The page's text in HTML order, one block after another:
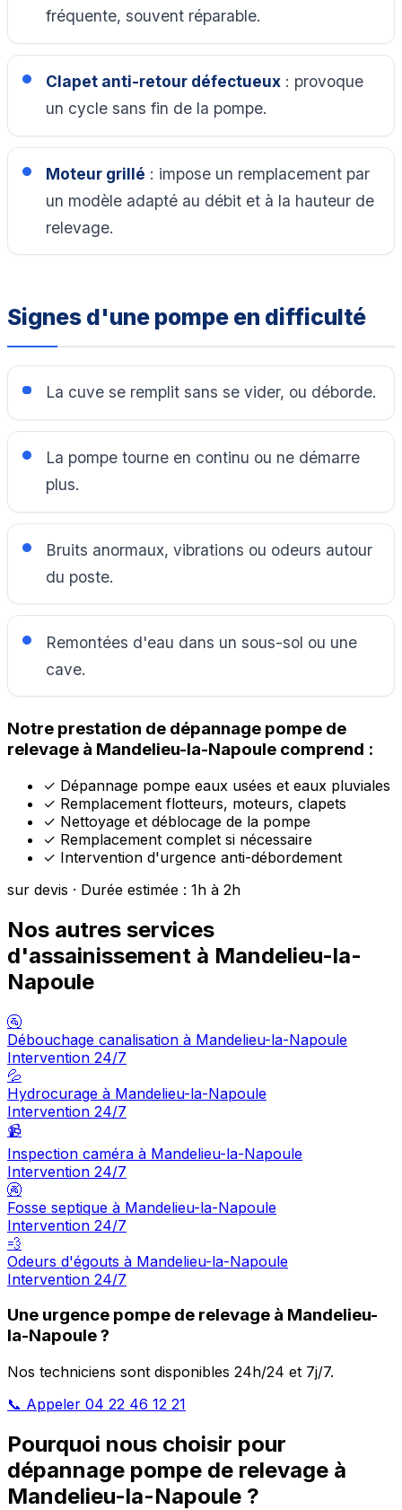
fréquente, souvent réparable.
Clapet anti-retour défectueux: provoque
un cycle sans fin de la pompe.
Moteur grillé : impose un remplacement par
un modèle adapté au débit et à la hauteur de
relevage.
Signes d'une pompe en difficulté
La cuve se remplit sans se vider, ou déborde.
La pompe tourne en continu ou ne démarre
plus.
Bruits anormaux, vibrations ou odeurs autour
du poste.
Remontées d'eau dans un sous-sol ou une
cave.
Notre prestation de dépannage pompe de
relevage à Mandelieu-la-Napoule comprend :
✓ Dépannage pompe eaux usées et eaux pluviales
✓ Remplacement flotteurs, moteurs, clapets
✓ Nettoyage et déblocage de la pompe
✓ Remplacement complet si nécessaire
✓ Intervention d'urgence anti-débordement
sur devis · Durée estimée : 1h à 2h
Nos autres services
d'assainissement à Mandelieu-la-
Napoule
🚰
Débouchage canalisation à Mandelieu-la-Napoule
Intervention 24/7
💦
Hydrocurage à Mandelieu-la-Napoule
Intervention 24/7
📹
Inspection caméra à Mandelieu-la-Napoule
Intervention 24/7
🚱
Fosse septique à Mandelieu-la-Napoule
Intervention 24/7
💨
Odeurs d'égouts à Mandelieu-la-Napoule
Intervention 24/7
Une urgence pompe de relevage à Mandelieu-
la-Napoule ?
Nos techniciens sont disponibles 24h/24 et 7j/7.
📞 Appeler 04 22 46 12 21
Pourquoi nous choisir pour
dépannage pompe de relevage à
Mandelieu-la-Napoule ?